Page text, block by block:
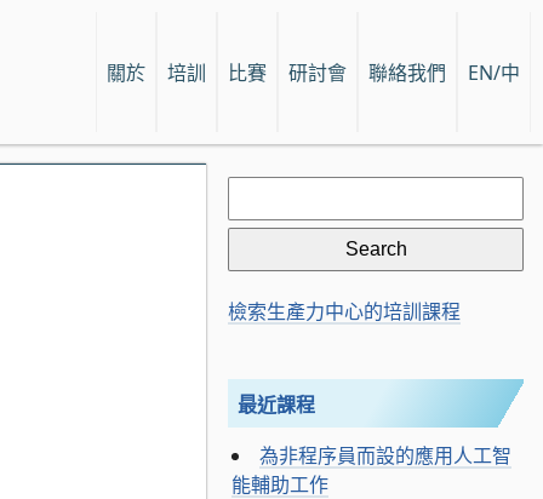
關於 培訓 比賽 研討會 聯絡我們 EN/中
Search
for:
檢索生產力中心的培訓課程
最近課程
為非程序員而設的應用人工智
能輔助工作